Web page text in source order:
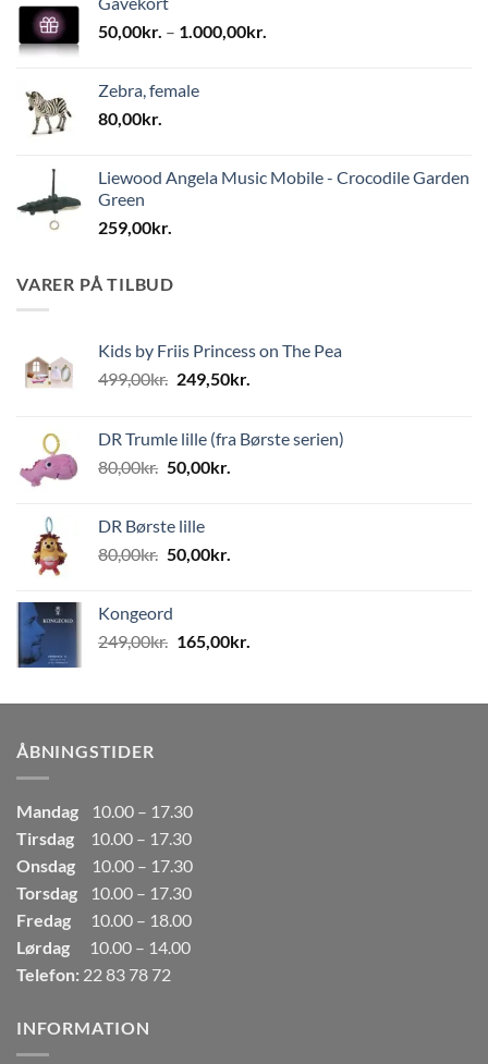
50,00kr. – 1.000,00kr.
Zebra, female
80,00kr.
Liewood Angela Music Mobile - Crocodile Garden
Green
259,00kr.
VARER PÅ TILBUD
Kids by Friis Princess on The Pea
499,00kr. Den
var:
499,00kr..
249,50kr.
er:
DR Trumle lille (fra Børste serien)
80,00kr. Den
var:
80,00kr..
50,00kr.
50,00kr..
DR Børste lille
80,00kr. Den
var:
80,00kr..
50,00kr.
50,00kr..
Kongeord
249,00kr. Den
var:
165,00kr.
er:
ÅBNINGSTIDER
Mandag
10.00 – 17.30
Tirsdag
10.00 – 17.30
Onsdag
10.00 – 17.30
Torsdag
10.00 – 17.30
Fredag
10.00 – 18.00
Lørdag
10.00 – 14.00
Telefon: 22 83 78 72
INFORMATION